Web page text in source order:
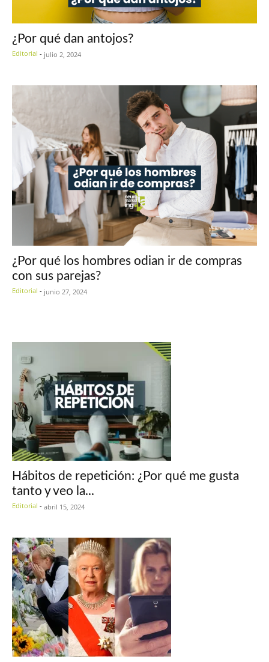
¿Por qué dan antojos?
Editorial - julio 2, 2024
¿Por qué los hombres odian ir de compras
con sus parejas?
Editorial - junio 27, 2024
Hábitos de repetición: ¿Por qué me gusta
tanto y veo la...
Editorial - abril 15, 2024